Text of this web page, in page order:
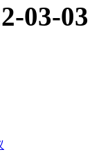
03-03